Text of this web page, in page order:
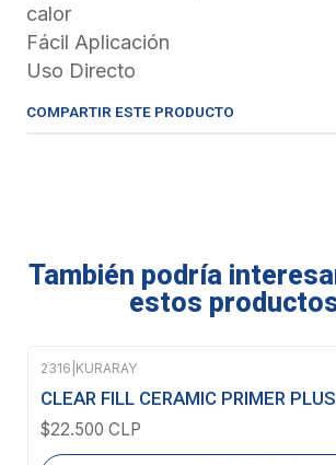
calor
Fácil Aplicación
Uso Directo
COMPARTIR ESTE PRODUCTO
También podría
estos
Agotado
2316 KURARAY
CLEAR FILL CERAMIC PRIMER
$22.500 CLP